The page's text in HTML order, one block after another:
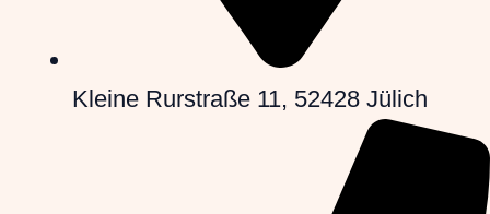
Kleine Rurstraße 11, 52428 Jülich